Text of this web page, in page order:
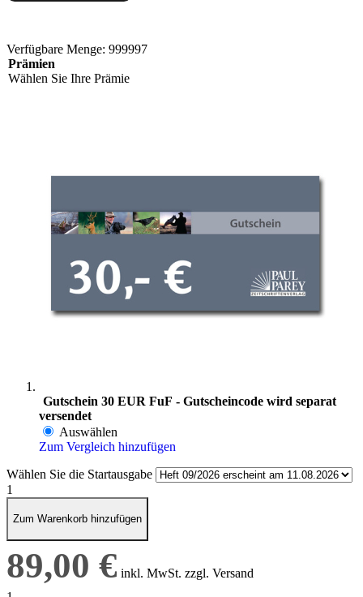
Verfügbare Menge: 999997
Prämien
Wählen Sie Ihre Prämie
Gutschein 30 EUR FuF - Gutscheincode wird separat
versendet
Auswählen
Zum Vergleich hinzufügen
Wählen Sie die Startausgabe
1
Zum Warenkorb hinzufügen
89,00 € inkl. MwSt. zzgl. Versand